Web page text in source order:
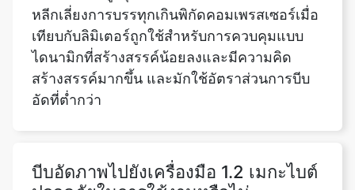
ไดนามิกที่สร้างสรรค์น้อยลงและมีความคิด
สร้างสรรค์มากขึ้น และมักใช้อัตราส่วนการบีบ
อัดที่ต่ำกว่า
ใช่ การให้เราเข้าถึงไดรฟ์ของคุณนั้นปลอดภัย